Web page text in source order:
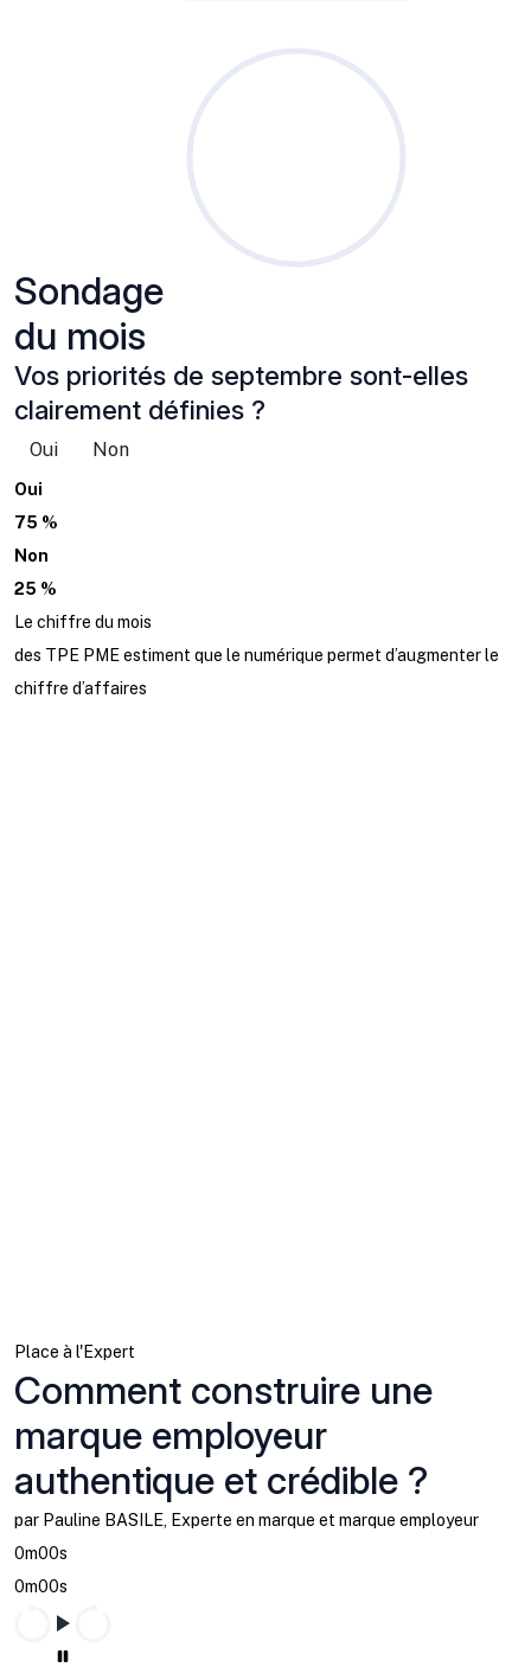
Sondage
du mois
Vos priorités de septembre sont-elles
clairement définies ?
Oui Non
Oui
75 %
Non
25 %
Le chiffre du mois
des TPE PME estiment que le numérique permet d’augmenter le
chiffre d’affaires
Place à l'Expert
Comment construire une
marque employeur
authentique et crédible ?
par Pauline BASILE, Experte en marque et marque employeur
0m00s
0m00s